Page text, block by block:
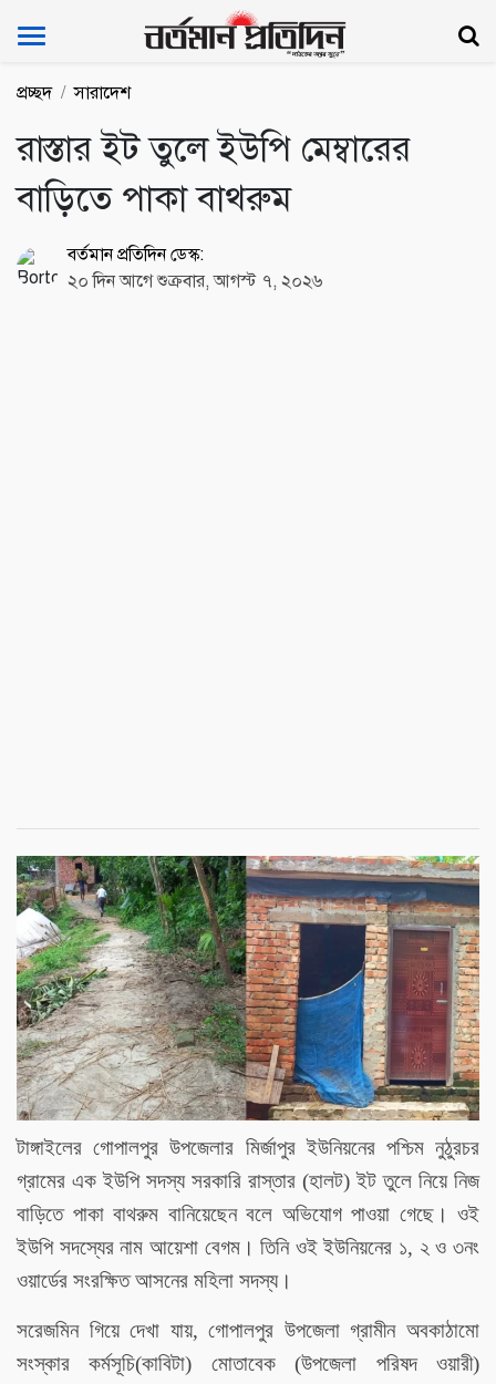
Bartoman Protidin
প্রচ্ছদ সারাদেশ
রাস্তার ইট তুলে ইউপি মেম্বারের
বাড়িতে পাকা বাথরুম
বর্তমান প্রতিদিন ডেস্ক:
২০ দিন আগে শুক্রবার, আগস্ট ৭, ২০২৬
টাঙ্গাইলের গোপালপুর উপজেলার মির্জাপুর ইউনিয়নের পশ্চিম নুঠুরচর
গ্রামের এক ইউপি সদস্য সরকারি রাস্তার (হালট) ইট তুলে নিয়ে নিজ
বাড়িতে পাকা বাথরুম বানিয়েছেন বলে অভিযোগ পাওয়া গেছে। ওই
ইউপি সদস্যের নাম আয়েশা বেগম। তিনি ওই ইউনিয়নের ১, ২ ও ৩নং
ওয়ার্ডের সংরক্ষিত আসনের মহিলা সদস্য।
সরেজমিন গিয়ে দেখা যায়, গোপালপুর উপজেলা গ্রামীন অবকাঠামো
সংস্কার কর্মসূচি(কাবিটা) মোতাবেক (উপজেলা পরিষদ ওয়ারী)